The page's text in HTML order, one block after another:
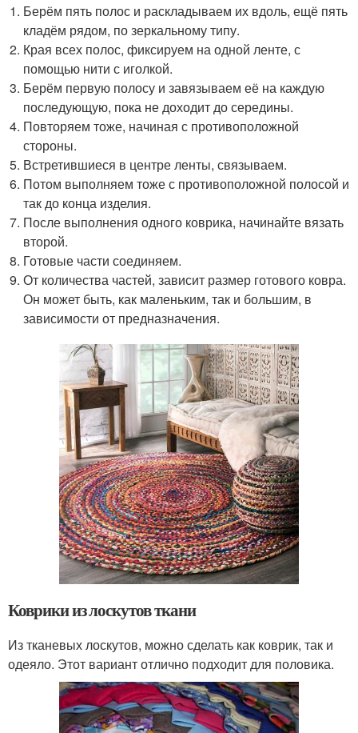
Берём пять полос и раскладываем их вдоль, ещё пять
кладём рядом, по зеркальному типу.
Края всех полос, фиксируем на одной ленте, с
помощью нити с иголкой.
Берём первую полосу и завязываем её на каждую
последующую, пока не доходит до середины.
Повторяем тоже, начиная с противоположной
стороны.
Встретившиеся в центре ленты, связываем.
Потом выполняем тоже с противоположной полосой и
так до конца изделия.
После выполнения одного коврика, начинайте вязать
второй.
Готовые части соединяем.
От количества частей, зависит размер готового ковра.
Он может быть, как маленьким, так и большим, в
зависимости от предназначения.
Коврики из лоскутов ткани
Из тканевых лоскутов, можно сделать как коврик, так и
одеяло. Этот вариант отлично подходит для половика.